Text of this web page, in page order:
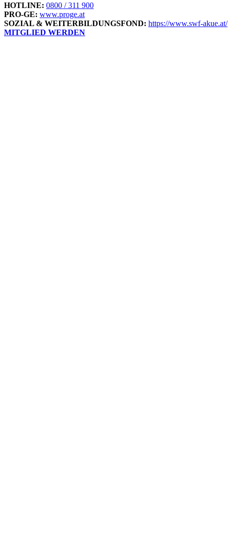
HOTLINE: 0800 / 311 900
PRO-GE: www.proge.at
SOZIAL & WEITERBILDUNGSFOND: https://www.swf-akue.at/
MITGLIED WERDEN